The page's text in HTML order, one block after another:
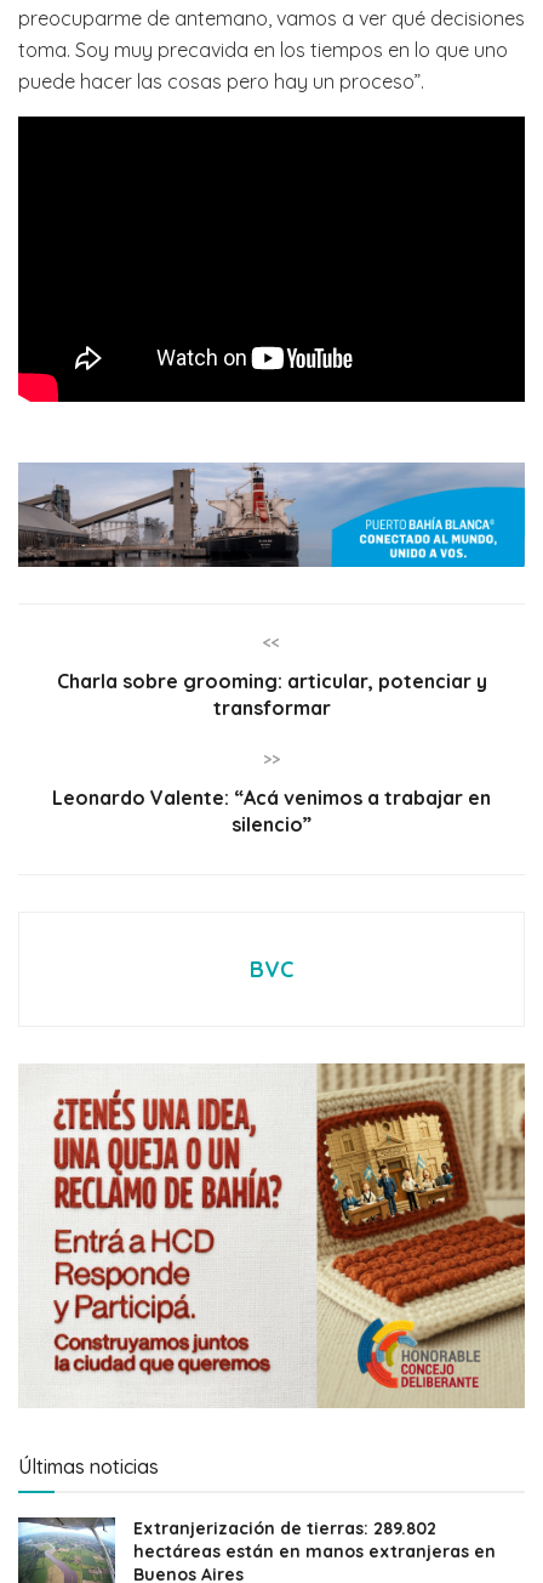
preocuparme de antemano, vamos a ver qué decisiones
toma. Soy muy precavida en los tiempos en lo que uno
puede hacer las cosas pero hay un proceso”.
<<
Charla sobre grooming: articular, potenciar y
transformar
>>
Leonardo Valente: “Acá venimos a trabajar en
silencio”
BVC
Últimas noticias
Extranjerización de tierras: 289.802
hectáreas están en manos extranjeras en
Buenos Aires